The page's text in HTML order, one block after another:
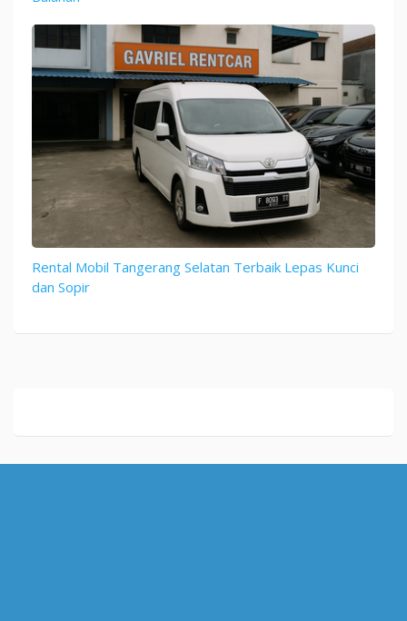
Rental Mobil Tangerang Selatan Terbaik Lepas Kunci
dan Sopir